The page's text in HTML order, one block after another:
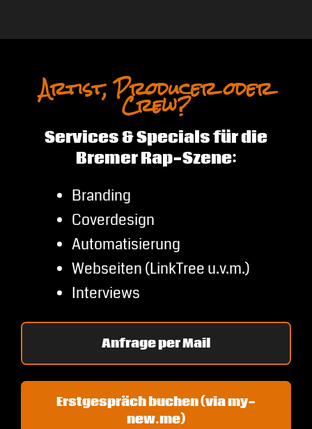
Artist, Producer oder
Crew?
Services & Specials für die
Bremer Rap-Szene:
Branding
Coverdesign
Automatisierung
Webseiten (LinkTree u.v.m.)
Interviews
Anfrage per Mail
Erstgespräch buchen (via my-
new.me)